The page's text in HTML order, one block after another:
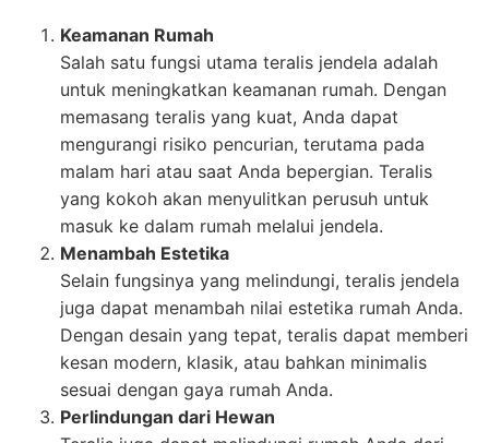
Keamanan Rumah
Salah satu fungsi utama teralis jendela adalah
untuk meningkatkan keamanan rumah. Dengan
memasang teralis yang kuat, Anda dapat
mengurangi risiko pencurian, terutama pada
malam hari atau saat Anda bepergian. Teralis
yang kokoh akan menyulitkan perusuh untuk
masuk ke dalam rumah melalui jendela.
Menambah Estetika
Selain fungsinya yang melindungi, teralis jendela
juga dapat menambah nilai estetika rumah Anda.
Dengan desain yang tepat, teralis dapat memberi
kesan modern, klasik, atau bahkan minimalis
sesuai dengan gaya rumah Anda.
Perlindungan dari Hewan